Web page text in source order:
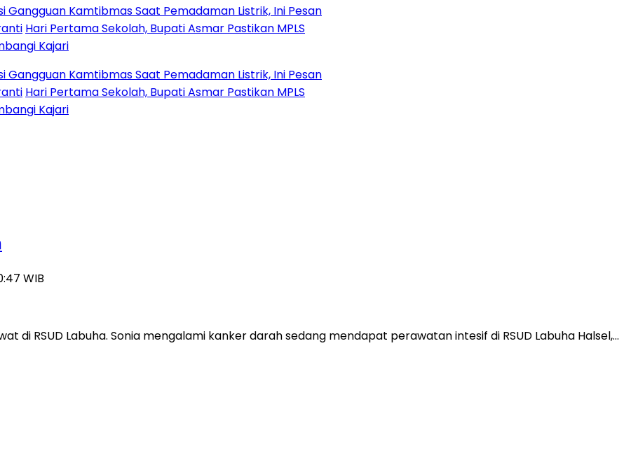
Kamtibmas Saat Pemadaman Listrik, Ini Pesan
Sekolah, Bupati Asmar Pastikan MPLS
Kamtibmas Saat Pemadaman Listrik, Ini Pesan
Sekolah, Bupati Asmar Pastikan MPLS
WIB
di RSUD Labuha. Sonia mengalami kanker darah sedang mendapat perawatan intesif di RSUD Labuha Halsel,…